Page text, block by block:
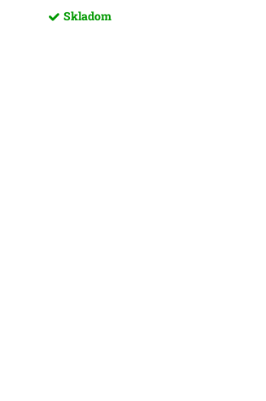
Skladom